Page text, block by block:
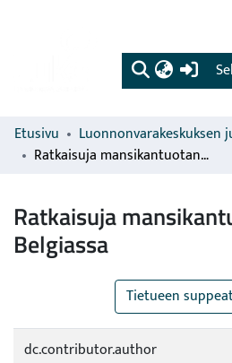
Etusivu
Ratkaisuja mansikantuotannossa Belgiassa
Ratkaisuja
Belgiassa
Tietueen
dc.contributor.author